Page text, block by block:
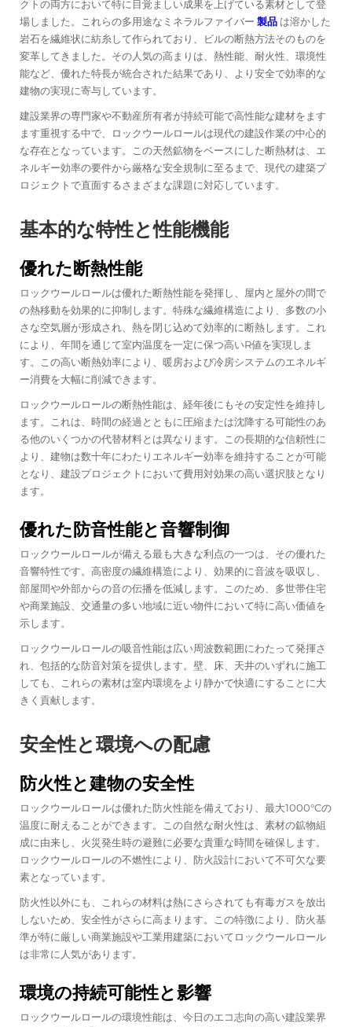
クトの両方において特に目覚ましい成果を上げている素材として登
場しました。これらの多用途なミネラルファイバー 製品 は溶かした
岩石を繊維状に紡糸して作られており、ビルの断熱方法そのものを
変革してきました。その人気の高まりは、熱性能、耐火性、環境性
能など、優れた特長が統合された結果であり、より安全で効率的な
建物の実現に寄与しています。
建設業界の専門家や不動産所有者が持続可能で高性能な建材をます
ます重視する中で、ロックウールロールは現代の建設作業の中心的
な存在となっています。この天然鉱物をベースにした断熱材は、エ
ネルギー効率の要件から厳格な安全規制に至るまで、現代の建築プ
ロジェクトで直面するさまざまな課題に対応しています。
基本的な特性と性能機能
優れた断熱性能
ロックウールロールは優れた断熱性能を発揮し、屋内と屋外の間で
の熱移動を効果的に抑制します。特殊な繊維構造により、多数の小
さな空気層が形成され、熱を閉じ込めて効率的に断熱します。これ
により、年間を通じて室内温度を一定に保つ高いR値を実現しま
す。この高い断熱効率により、暖房および冷房システムのエネルギ
ー消費を大幅に削減できます。
ロックウールロールの断熱性能は、経年後にもその安定性を維持し
ます。これは、時間の経過とともに圧縮または沈降する可能性のあ
る他のいくつかの代替材料とは異なります。この長期的な信頼性に
より、建物は数十年にわたりエネルギー効率を維持することが可能
となり、建設プロジェクトにおいて費用対効果の高い選択肢となり
ます。
優れた防音性能と音響制御
ロックウールロールが備える最も大きな利点の一つは、その優れた
音響特性です。高密度の繊維構造により、効果的に音波を吸収し、
部屋間や外部からの音の伝播を低減します。このため、多世帯住宅
や商業施設、交通量の多い地域に近い物件において特に高い価値を
示します。
ロックウールロールの吸音性能は広い周波数範囲にわたって発揮さ
れ、包括的な防音対策を提供します。壁、床、天井のいずれに施工
しても、これらの素材は室内環境をより静かで快適にすることに大
きく貢献します。
安全性と環境への配慮
防火性と建物の安全性
ロックウールロールは優れた防火性能を備えており、最大1000°Cの
温度に耐えることができます。この自然な耐火性は、素材の鉱物組
成に由来し、火災発生時の避難に必要な貴重な時間を確保します。
ロックウールロールの不燃性により、防火設計において不可欠な要
素となっています。
防火性以外にも、これらの材料は熱にさらされても有毒ガスを放出
しないため、安全性がさらに高まります。この特徴により、防火基
準が特に厳しい商業施設や工業用建築においてロックウールロール
は非常に人気があります。
環境の持続可能性と影響
ロックウールロールの環境性能は、今日のエコ志向の高い建設業界